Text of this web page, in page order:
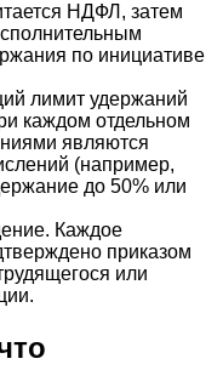
НДФЛ, затем
по инициативе
лимит удержаний
каждом отдельном
являются
(например,
до 50% или
Каждое
приказом
или